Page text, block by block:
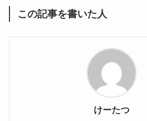
この記事を書いた人
けーたつ